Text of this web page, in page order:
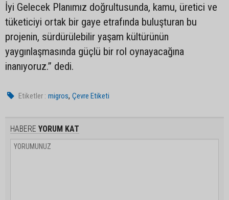
İyi Gelecek Planımız doğrultusunda, kamu, üretici ve
tüketiciyi ortak bir gaye etrafında buluşturan bu
projenin, sürdürülebilir yaşam kültürünün
yaygınlaşmasında güçlü bir rol oynayacağına
inanıyoruz.” dedi.
Etiketler : migros,Çevre Etiketi
HABERE YORUM KAT